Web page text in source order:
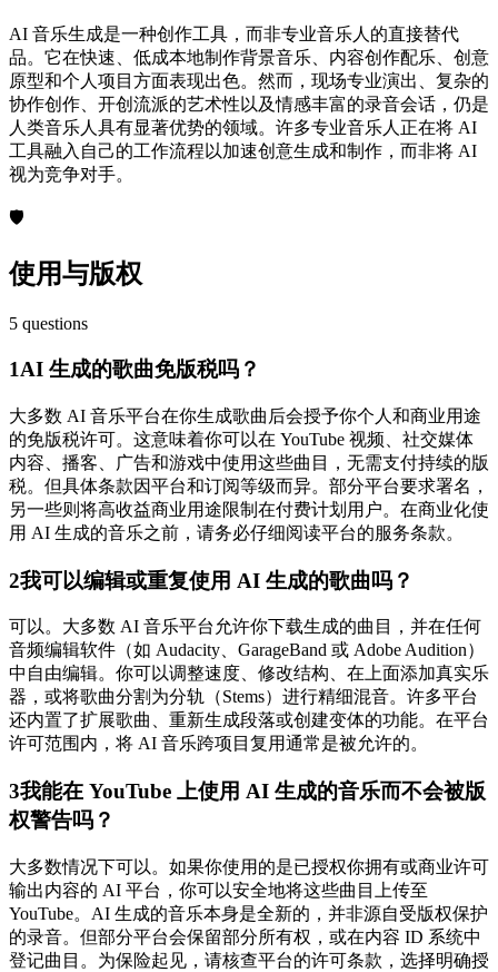
AI 音乐生成是一种创作工具，而非专业音乐人的直接替代
品。它在快速、低成本地制作背景音乐、内容创作配乐、创意
原型和个人项目方面表现出色。然而，现场专业演出、复杂的
协作创作、开创流派的艺术性以及情感丰富的录音会话，仍是
人类音乐人具有显著优势的领域。许多专业音乐人正在将 AI
工具融入自己的工作流程以加速创意生成和制作，而非将 AI
视为竞争对手。
🛡️
使用与版权
5 questions
1AI 生成的歌曲免版税吗？
大多数 AI 音乐平台在你生成歌曲后会授予你个人和商业用途
的免版税许可。这意味着你可以在 YouTube 视频、社交媒体
内容、播客、广告和游戏中使用这些曲目，无需支付持续的版
税。但具体条款因平台和订阅等级而异。部分平台要求署名，
另一些则将高收益商业用途限制在付费计划用户。在商业化使
用 AI 生成的音乐之前，请务必仔细阅读平台的服务条款。
2我可以编辑或重复使用 AI 生成的歌曲吗？
可以。大多数 AI 音乐平台允许你下载生成的曲目，并在任何
音频编辑软件（如 Audacity、GarageBand 或 Adobe Audition）
中自由编辑。你可以调整速度、修改结构、在上面添加真实乐
器，或将歌曲分割为分轨（Stems）进行精细混音。许多平台
还内置了扩展歌曲、重新生成段落或创建变体的功能。在平台
许可范围内，将 AI 音乐跨项目复用通常是被允许的。
3我能在 YouTube 上使用 AI 生成的音乐而不会被版
权警告吗？
大多数情况下可以。如果你使用的是已授权你拥有或商业许可
输出内容的 AI 平台，你可以安全地将这些曲目上传至
YouTube。AI 生成的音乐本身是全新的，并非源自受版权保护
的录音。但部分平台会保留部分所有权，或在内容 ID 系统中
登记曲目。为保险起见，请核查平台的许可条款，选择明确授